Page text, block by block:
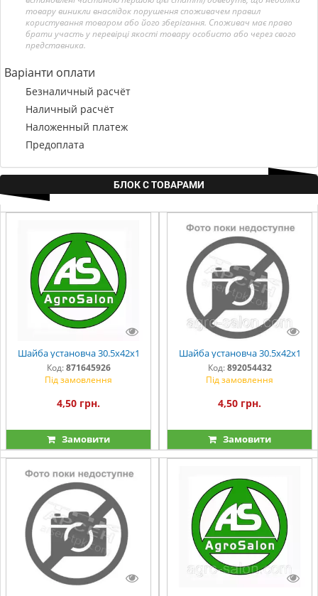
товару виникли внаслідок порушення споживачем правил
користування товаром або його зберігання. Споживач має право
брати участь у перевірці якості товару особисто або через свого
представника.
Варіанти оплати
Безналичный расчёт
Наличный расчёт
Наложенный платеж
Предоплата
БЛОК С ТОВАРАМИ
Шайба установча 30.5х42х1
Код: 871645926
Під замовлення
4,50 грн.
Замовити
Шайба установча 30.5х42х1
Код: 892054432
Під замовлення
4,50 грн.
Замовити